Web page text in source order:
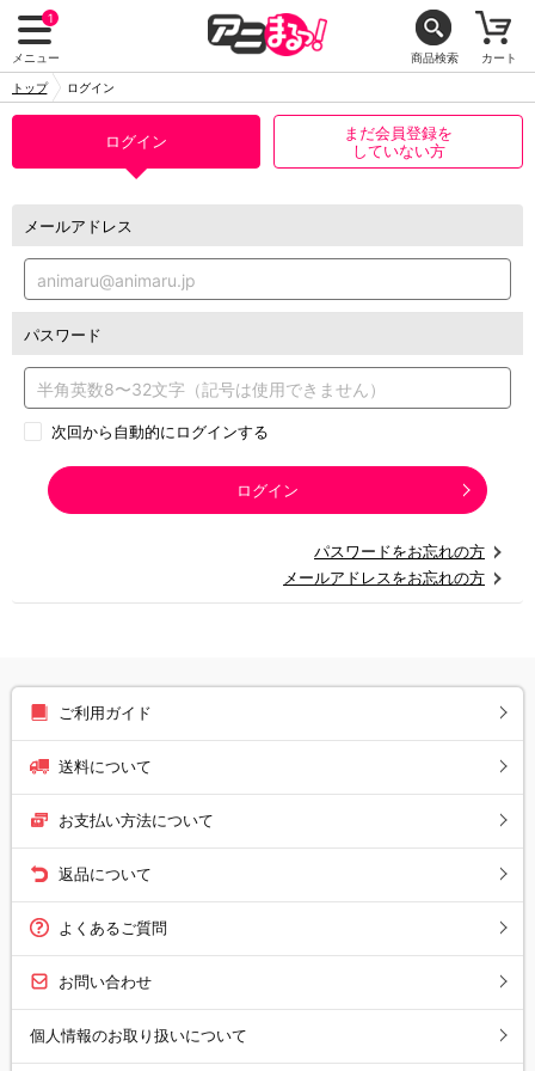
1
メニュー 商品検索 カート
トップ ログイン
ログイン
まだ会員登録を
していない方
メールアドレス
パスワード
次回から自動的にログインする
ログイン
パスワードをお忘れの方
メールアドレスをお忘れの方
ご利用ガイド
送料について
お支払い方法について
返品について
よくあるご質問
お問い合わせ
個人情報のお取り扱いについて